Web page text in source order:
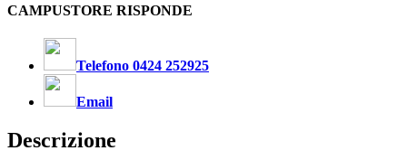
CAMPUSTORE RISPONDE
Telefono 0424 252925
Email
Descrizione